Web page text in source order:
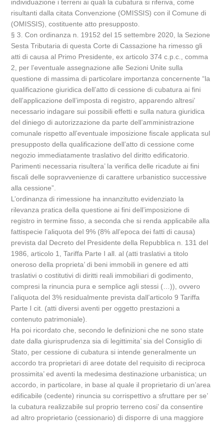
individuazione i terreni ai quali la cubatura si riferiva, come
risultanti dalla citata Convenzione (OMISSIS) con il Comune di
(OMISSIS), costituente atto presupposto.
§ 3. Con ordinanza n. 19152 del 15 settembre 2020, la Sezione
Sesta Tributaria di questa Corte di Cassazione ha rimesso gli
atti di causa al Primo Presidente, ex articolo 374 c.p.c., comma
2, per l’eventuale assegnazione alle Sezioni Unite sulla
questione di massima di particolare importanza concernente “la
qualificazione giuridica dell’atto di cessione di cubatura ai fini
dell’applicazione dell’imposta di registro, apparendo altresi’
necessario indagare sui possibili effetti e sulla natura giuridica
del diniego di autorizzazione da parte dell’amministrazione
comunale rispetto all’eventuale imposizione fiscale applicata sul
presupposto della qualificazione dell’atto di cessione come
negozio immediatamente traslativo del diritto edificatorio.
Parimenti necessaria risultera’ la verifica delle ricadute ai fini
fiscali delle sopravvenienze di carattere urbanistico successive
alla cessione”.
L’ordinanza di rimessione ha innanzitutto evidenziato la
rilevanza pratica della questione ai fini dell’imposizione di
registro in termine fisso, a seconda che si renda applicabile alla
fattispecie l’aliquota del 9% (8% all’epoca dei fatti di causa)
prevista dal Decreto del Presidente della Repubblica n. 131 del
1986, articolo 1, Tariffa Parte I all. al (atti traslativi a titolo
oneroso della proprieta’ di beni immobili in genere ed atti
traslativi o costitutivi di diritti reali immobiliari di godimento,
compresi la rinuncia pura e semplice agli stessi (…)), ovvero
l’aliquota del 3% residualmente prevista dall’articolo 9 Tariffa
Parte I cit. (atti diversi aventi per oggetto prestazioni a
contenuto patrimoniale).
Ha poi ricordato che, secondo le definizioni che ne sono state
date dalla giurisprudenza sia di legittimita’ sia del Consiglio di
Stato, per cessione di cubatura si intende generalmente un
accordo tra proprietari di aree dotate del requisito di reciproca
prossimita’ ed aventi la medesima destinazione urbanistica; un
accordo, in particolare, in base al quale il proprietario di un’area
edificabile (cedente) rinuncia su corrispettivo a sfruttare per se’
la cubatura realizzabile sul proprio terreno cosi’ da consentire
ad altro proprietario (cessionario) di disporre di una maggiore